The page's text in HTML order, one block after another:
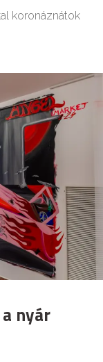
koronáznátok
nyár